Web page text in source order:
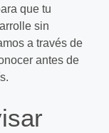
que tu
sin
a través de
antes de